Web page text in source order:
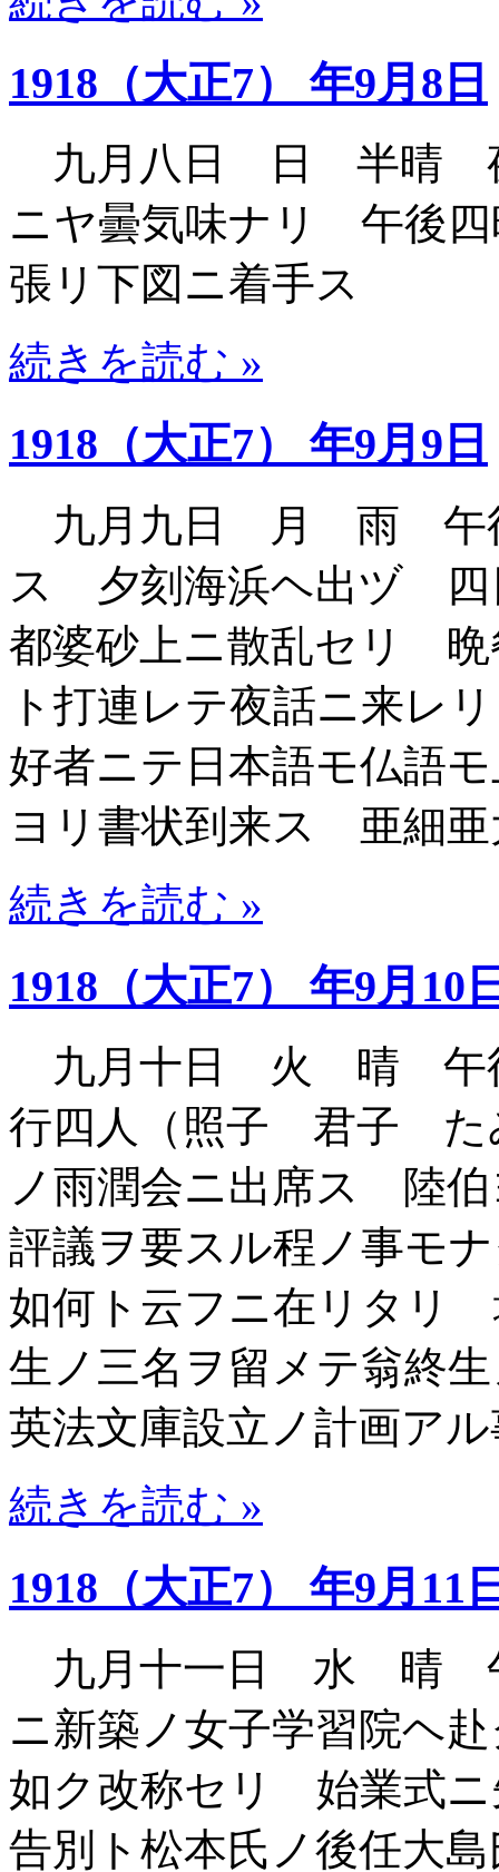
1918（大正7） 年9月8日
九月八日 日 半晴
ニヤ曇気味ナリ 午後四
張リ下図ニ着手ス
続きを読む »
1918（大正7） 年9月9日
九月九日 月 雨 午
ス 夕刻海浜ヘ出ヅ 四
都婆砂上ニ散乱セリ 晩
ト打連レテ夜話ニ来レ
好者ニテ日本語モ仏語
ヨリ書状到来ス 亜細亜
続きを読む »
1918（大正7） 年9月10
九月十日 火 晴 午
行四人（照子 君子 た
ノ雨潤会ニ出席ス 陸
評議ヲ要スル程ノ事モ
如何ト云フニ在リタリ
生ノ三名ヲ留メテ翁終
英法文庫設立ノ計画ア
続きを読む »
1918（大正7） 年9月11
九月十一日 水 晴 午
ニ新築ノ女子学習院ヘ
如ク改称セリ 始業式
告別ト松本氏ノ後任大